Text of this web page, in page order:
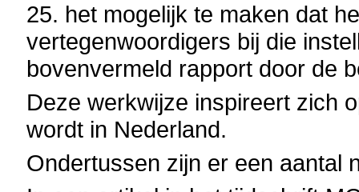
25. het mogelijk te maken dat
vertegenwoordigers bij die
bovenvermeld rapport door de
Deze werkwijze inspireert zich
wordt in Nederland.
Ondertussen zijn er een aantal